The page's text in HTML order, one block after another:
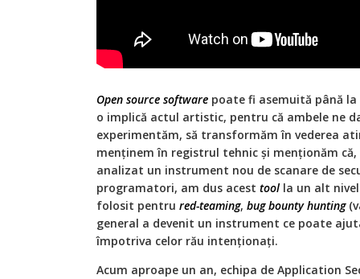
Open source software poate fi asemuită până
o implică actul artistic, pentru că ambele ne
experimentăm, să transformăm în vederea
menținem în registrul tehnic și menționăm
analizat un instrument nou de scanare de
programatori, am dus acest tool la un alt
folosit pentru red-teaming, bug bounty hunting
general a devenit un instrument ce poate
împotriva celor rău intenționați.
Acum aproape un an, echipa de Application